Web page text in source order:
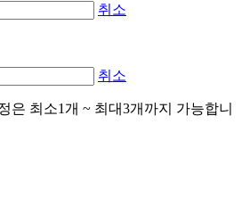
취소
취소
은 최소1개 ~ 최대3개까지 가능합니